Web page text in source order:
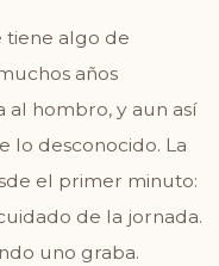
tiene algo de
años
al hombro, y aun así
lo desconocido. La
el primer minuto:
de la jornada.
uno graba.